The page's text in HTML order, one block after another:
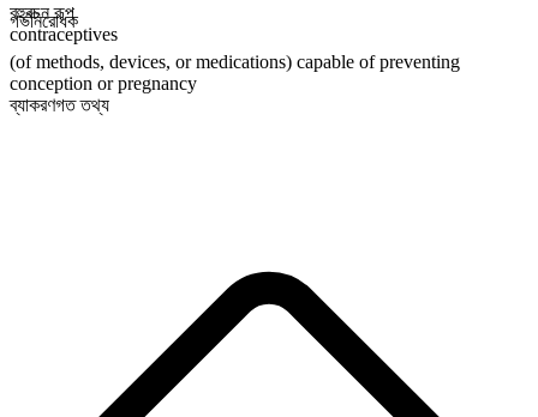
বহুবচন রূপ
contraceptives
গর্ভনিরোধক
(of methods, devices, or medications) capable of preventing
conception or pregnancy
ব্যাকরণগত তথ্য